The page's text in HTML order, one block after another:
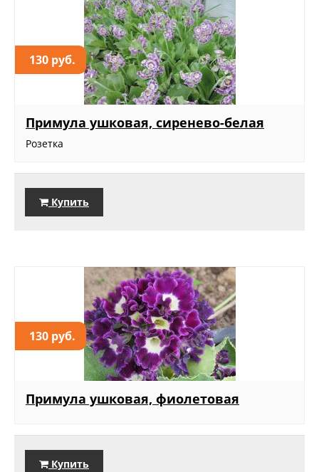
130 руб.
Примула ушковая, сиренево-белая
Розетка
Купить
130 руб.
Примула ушковая, фиолетовая
Купить